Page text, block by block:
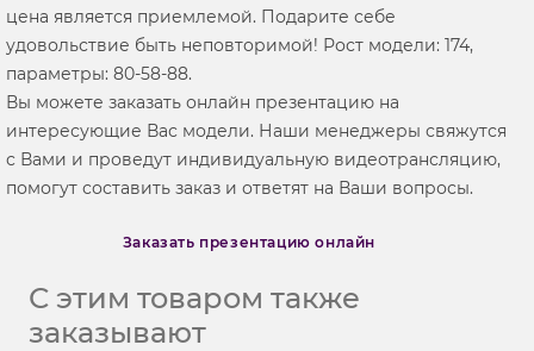
цена является приемлемой. Подарите себе
удовольствие быть неповторимой! Рост модели: 174,
параметры: 80-58-88.
Вы можете заказать онлайн презентацию на
интересующие Вас модели. Наши менеджеры свяжутся
с Вами и проведут индивидуальную видеотрансляцию,
помогут составить заказ и ответят на Ваши вопросы.
Заказать презентацию онлайн
С этим товаром также
заказывают